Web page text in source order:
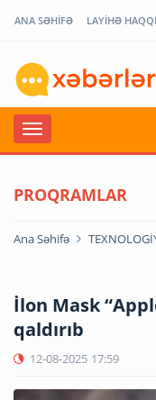
ANA SƏHİFƏ LAYİHƏ
PROQRAMLAR
Ana Səhifə
İlon Mask
qaldırıb
12-08-2025 17:59